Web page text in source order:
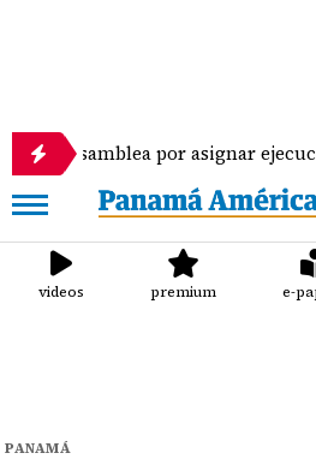
por asignar ejecución de
videos premium e-
PANAMÁ